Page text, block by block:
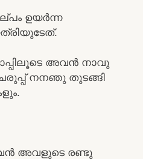
ഉയർന്ന
അവൻ നാവു
നനഞു തുടങ്ങി
അവളുടെ രണ്ടു